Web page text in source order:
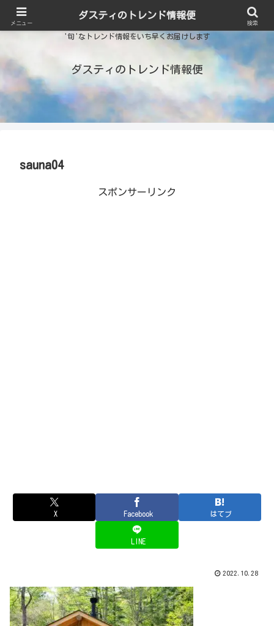
'旬'なトレンド情報をいち早くお届けします
ダスティのトレンド情報便
sauna04
スポンサーリンク
X Facebook はてブ
LINE
2022.10.28
メニュー
ダスティのトレンド情報便
検索